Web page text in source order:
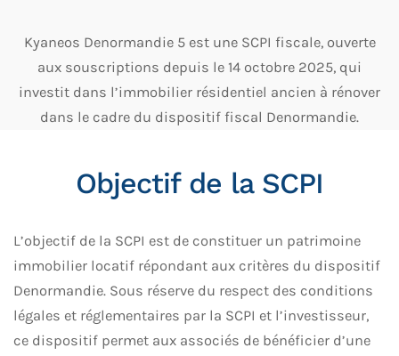
Kyaneos Denormandie 5 est une SCPI fiscale, ouverte
aux souscriptions depuis le 14 octobre 2025, qui
investit dans l’immobilier résidentiel ancien à rénover
dans le cadre du dispositif fiscal Denormandie.
Objectif de la SCPI
L’objectif de la SCPI est de constituer un patrimoine
immobilier locatif répondant aux critères du dispositif
Denormandie. Sous réserve du respect des conditions
légales et réglementaires par la SCPI et l’investisseur,
ce dispositif permet aux associés de bénéficier d’une